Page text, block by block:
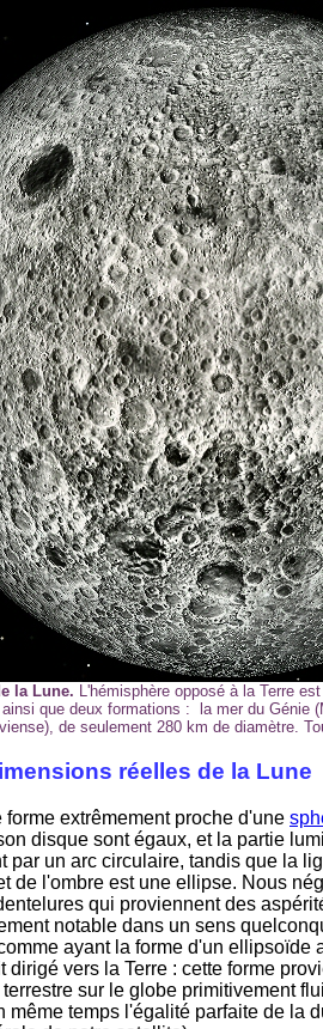
la Lune. L'hémisphère opposé à la Terre
que deux formations : la mer du Génie
de seulement 280 km de diamètre.
réelles de la Lune
forme extrêmement proche d'une
disque sont égaux, et la partie
par un arc circulaire, tandis que la
de l'ombre est une ellipse. Nous
qui proviennent des
notable dans un sens
ayant la forme d'un ellipsoïde
dirigé vers la Terre : cette forme
sur le globe primitivement
même temps l'égalité parfaite de la